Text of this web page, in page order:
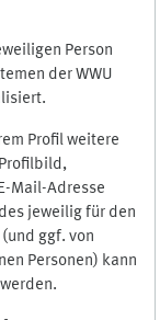
Person
der WWU
Profil weitere
Mail-Adresse
jeweilig für den
ggf. von
Personen) kann